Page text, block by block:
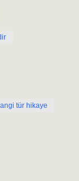
tür hikaye